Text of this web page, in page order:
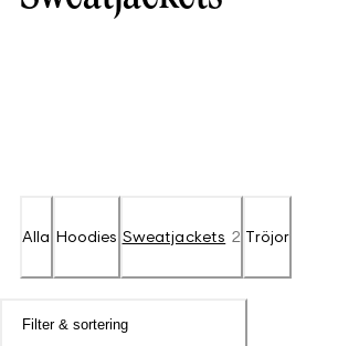
Alla Hoodies Sweatjackets 2 Tröjor
Filter & sortering